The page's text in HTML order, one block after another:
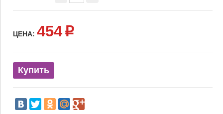
ЦЕНА: 454 p
Купить